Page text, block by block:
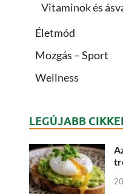
Vitaminok és
Életmód
Mozgás – Sport
Wellness
LEGÚJABB